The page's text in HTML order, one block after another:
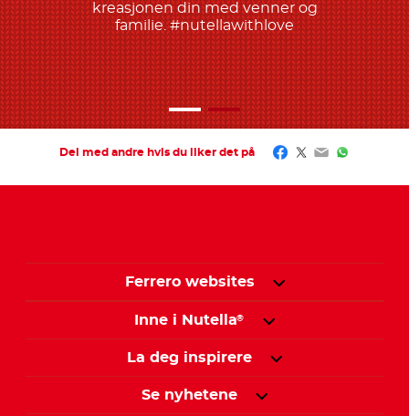
kreasjonen din med venner og
familie. #nutellawithlove
Del med andre hvis du liker det på Facebook
Twitter
Email
Ferrero websites
Inne i Nutella®
La deg inspirere
Se nyhetene